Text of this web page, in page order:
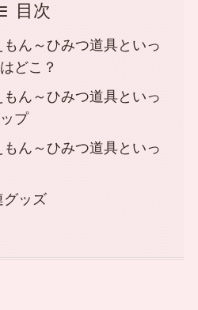
目次
ん～ひみつ道具といっ
どこ？
ん～ひみつ道具といっ
プ
ん～ひみつ道具といっ
グッズ